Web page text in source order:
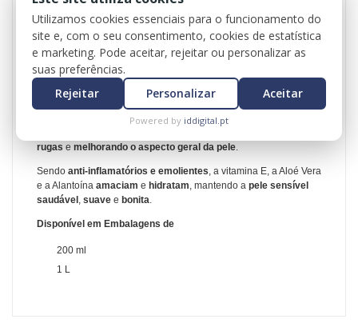
de
melhorar o tom da pele hidratar os tecidos
e
Especialmente recomendada para técnicas anti-celulite.
Aspropriedades antioxidantes e de anti-envelhecimento
vitamina Ecombatem os radicais livres,inibem as mutações
celulareseencorajam a regeneração celular saudável.
protege e melhora a circulação
rugas e melhorando o aspecto geral da pele.
Sendo anti-inflamatórios e emolientes, a vitamina E, a Aloé Vera
e a Alantoína amaciam e hidratam, mantendo a pele sensível
saudável , suave e bonita.
Disponível em Embalagens de
200 ml
1 L
Utilizamos cookies essenciais para o funcionamento do
site e, com o seu consentimento, cookies de estatística
e marketing. Pode aceitar, rejeitar ou personalizar as
suas preferências.
Rejeitar
Personalizar Aceitar
Powered by iddigital.pt